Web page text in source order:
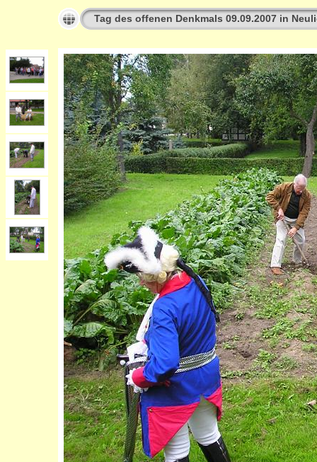
Tag des offenen Denkmals 09.09.2007 in